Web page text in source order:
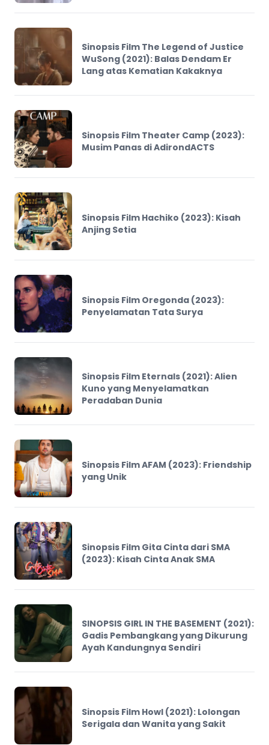
Sinopsis Film The Legend of Justice
WuSong (2021): Balas Dendam Er
Lang atas Kematian Kakaknya
Sinopsis Film Theater Camp (2023):
Musim Panas di AdirondACTS
Sinopsis Film Hachiko (2023): Kisah
Anjing Setia
Sinopsis Film Oregonda (2023):
Penyelamatan Tata Surya
Sinopsis Film Eternals (2021): Alien
Kuno yang Menyelamatkan
Peradaban Dunia
Sinopsis Film AFAM (2023): Friendship
yang Unik
Sinopsis Film Gita Cinta dari SMA
(2023): Kisah Cinta Anak SMA
SINOPSIS GIRL IN THE BASEMENT (2021):
Gadis Pembangkang yang Dikurung
Ayah Kandungnya Sendiri
Sinopsis Film Howl (2021): Lolongan
Serigala dan Wanita yang Sakit